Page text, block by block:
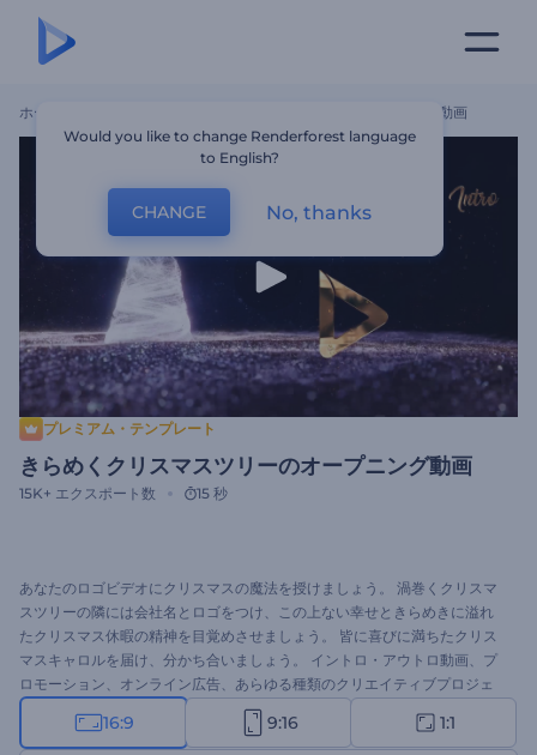
ホーム きらめくクリスマスツリーのオープニング動画
プレミアム・テンプレート
きらめくクリスマスツリーのオープニング動画
15K+ エクスポート数 15 秒
あなたのロゴビデオにクリスマスの魔法を授けましょう。 渦巻くクリスマ
スツリーの隣には会社名とロゴをつけ、この上ない幸せときらめきに溢れ
たクリスマス休暇の精神を目覚めさせましょう。 皆に喜びに満ちたクリス
マスキャロルを届け、分かち合いましょう。 イントロ・アウトロ動画、プ
ロモーション、オンライン広告、あらゆる種類のクリエイティブプロジェ
クトに最適です。 今すぐ作り始めましょう！
16:9 9:16 1:1
Would you like to change Renderforest language
to English?
CHANGE No, thanks